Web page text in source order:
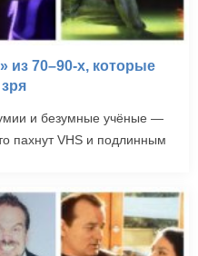
из 70–90-х, которые
и безумные учёные —
пахнут VHS и подлинным